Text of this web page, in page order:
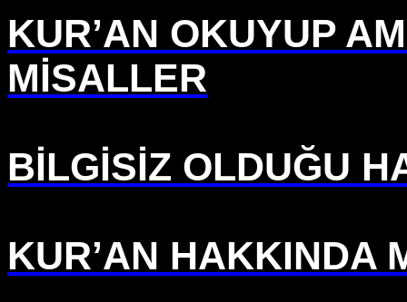
KUR’AN OKUYUP
MİSALLER
BİLGİSİZ OLDUĞU
KUR’AN HAKKINDA